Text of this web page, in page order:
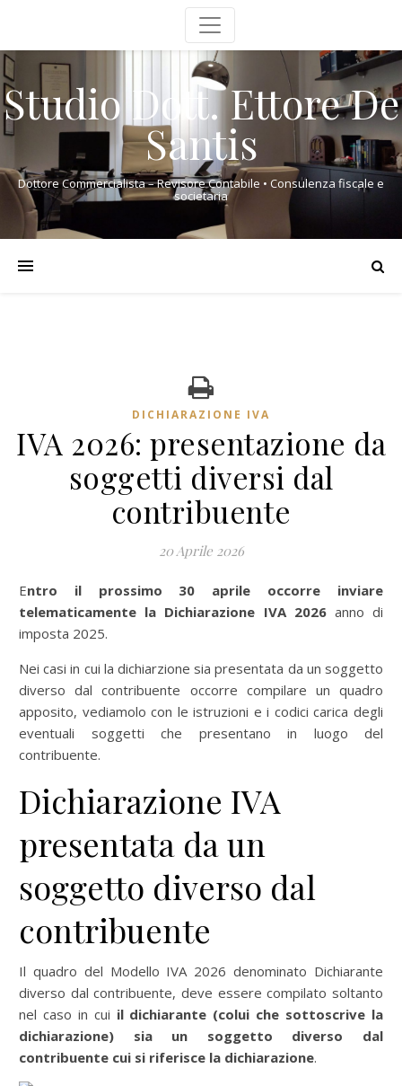
Studio Dott. Ettore De
Santis
Dottore Commercialista – Revisore Contabile • Consulenza fiscale e
societaria
DICHIARAZIONE IVA
IVA 2026: presentazione da
soggetti diversi dal
contribuente
20 Aprile 2026
Entro il prossimo 30 aprile occorre inviare
telematicamente la Dichiarazione IVA 2026 anno di
imposta 2025.
Nei casi in cui la dichiarzione sia presentata da un soggetto
diverso dal contribuente occorre compilare un quadro
apposito, vediamolo con le istruzioni e i codici carica degli
eventuali soggetti che presentano in luogo del
contribuente.
Dichiarazione IVA
presentata da un
soggetto diverso dal
contribuente
Il quadro del Modello IVA 2026 denominato Dichiarante
diverso dal contribuente, deve essere compilato soltanto
nel caso in cui il dichiarante (colui che sottoscrive la
dichiarazione) sia un soggetto diverso dal
contribuente cui si riferisce la dichiarazione.